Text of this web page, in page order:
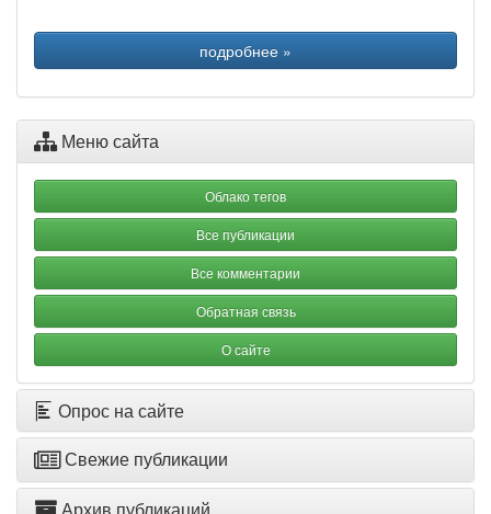
подробнее »
Меню сайта
Облако тегов
Все публикации
Все комментарии
Обратная связь
О сайте
Опрос на сайте
Свежие публикации
Архив публикаций